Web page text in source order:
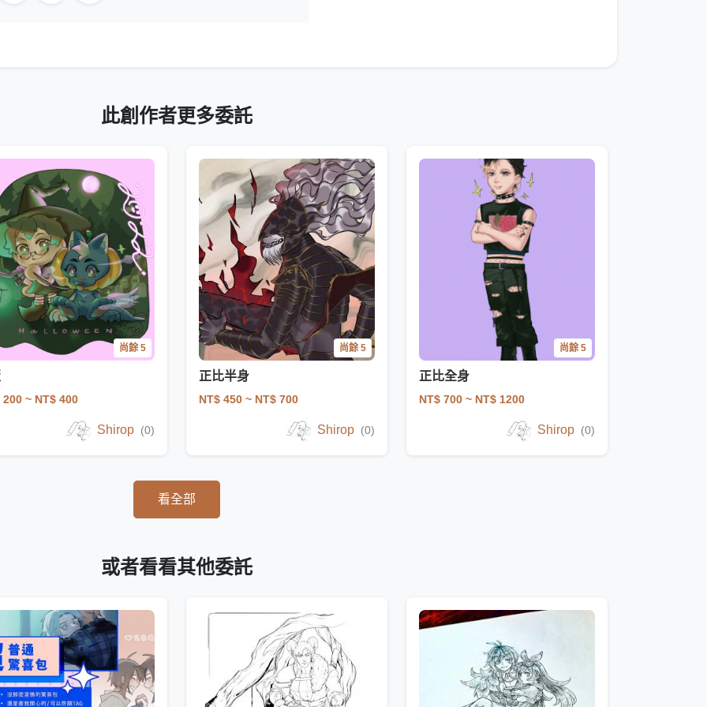
此創作者更多委託
尚餘 5
200 ~ NT$ 400
Shirop (0)
尚餘 5
正比半身
NT$ 450 ~ NT$ 700
Shirop (0)
尚餘 5
正比全身
NT$ 700 ~ NT$ 1200
Shirop (0)
看全部
或者看看其他委託